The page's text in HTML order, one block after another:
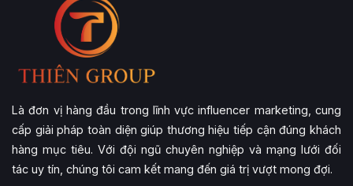
Là đơn vị hàng đầu trong lĩnh vực influencer marketing, cung
cấp giải pháp toàn diện giúp thương hiệu tiếp cận đúng khách
hàng mục tiêu. Với đội ngũ chuyên nghiệp và mạng lưới đối
tác uy tín, chúng tôi cam kết mang đến giá trị vượt mong đợi.